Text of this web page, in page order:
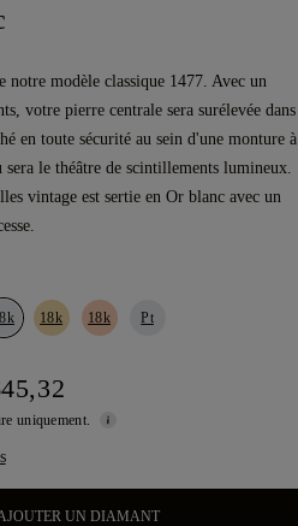
notre modèle classique 1477. Avec un
votre pierre centrale sera surélevée dans
en toute sécurité au sein d'une monture à
le théâtre de scintillements lumineux.
vintage est sertie en Or blanc avec un
18k 18k Pt
uniquement.
UN DIAMANT